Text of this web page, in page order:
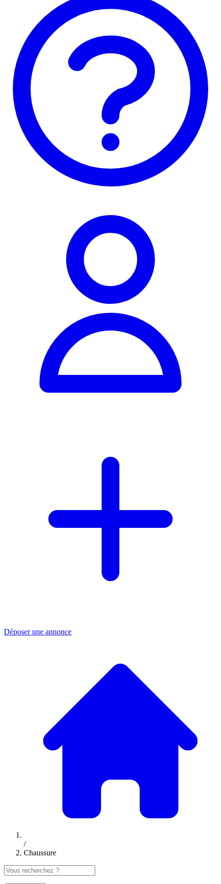
Déposer une annonce
/
Chaussure